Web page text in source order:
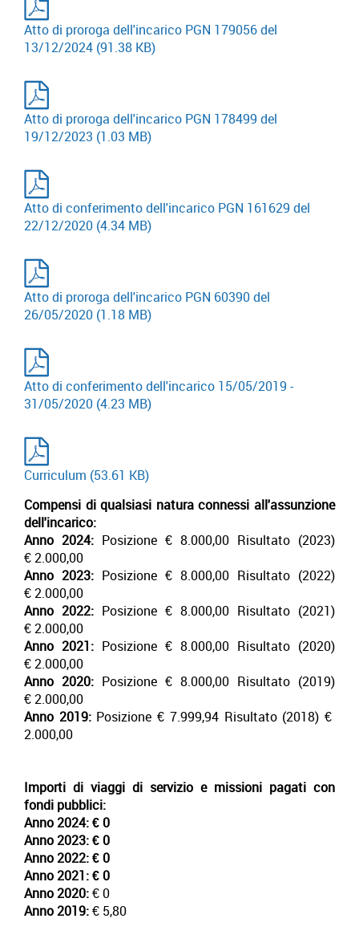
Atto di proroga dell'incarico PGN 179056 del
13/12/2024 (91.38 KB)
Atto di proroga dell'incarico PGN 178499 del
19/12/2023 (1.03 MB)
Atto di conferimento dell'incarico PGN 161629 del
22/12/2020 (4.34 MB)
Atto di proroga dell'incarico PGN 60390 del
26/05/2020 (1.18 MB)
Atto di conferimento dell'incarico 15/05/2019 -
31/05/2020 (4.23 MB)
Curriculum (53.61 KB)
Compensi di qualsiasi natura connessi all'assunzione
dell'incarico:
Anno 2024: Posizione € 8.000,00 Risultato (2023)
€ 2.000,00
Anno 2023: Posizione € 8.000,00 Risultato (2022)
€ 2.000,00
Anno 2022: Posizione € 8.000,00 Risultato (2021)
€ 2.000,00
Anno 2021: Posizione € 8.000,00 Risultato (2020)
€ 2.000,00
Anno 2020: Posizione € 8.000,00 Risultato (2019)
€ 2.000,00
Anno 2019: Posizione € 7.999,94 Risultato (2018) €
2.000,00
Importi di viaggi di servizio e missioni pagati con
fondi pubblici:
Anno 2024:€ 0
Anno 2023:€ 0
Anno 2022:€ 0
Anno 2021:€ 0
Anno 2020:€ 0
Anno 2019:€ 5,80